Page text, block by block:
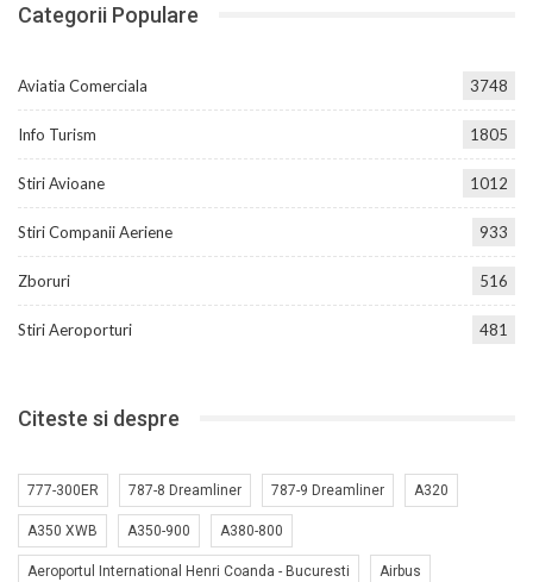
Categorii Populare
Aviatia Comerciala 3748
Info Turism 1805
Stiri Avioane 1012
Stiri Companii Aeriene 933
Zboruri 516
Stiri Aeroporturi 481
Citeste si despre
777-300ER 787-8 Dreamliner 787-9 Dreamliner A320
A350 XWB A350-900 A380-800
Aeroportul International Henri Coanda - Bucuresti Airbus